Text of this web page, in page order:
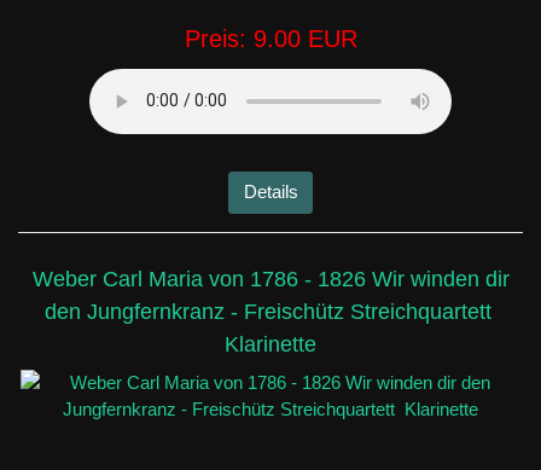
Preis: 9.00 EUR
Details
Weber Carl Maria von 1786 - 1826 Wir winden dir
den Jungfernkranz - Freischütz Streichquartett
Klarinette